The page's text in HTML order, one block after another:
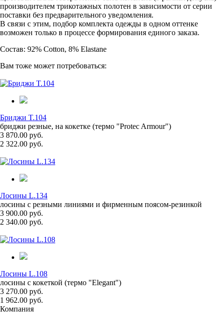
производителем трикотажных полотен в зависимости от серии
поставки без предварительного уведомления.
В связи с этим, подбор комплекта одежды в одном оттенке
возможен только в процессе формирования единого заказа.
Состав: 92% Cotton, 8% Elastane
Вам тоже может потребоваться:
Бриджи T.104
бриджи резные, на кокетке (термо "Protec Armour")
3 870.00 руб.
2 322.00 руб.
Лосины L.134
лосины с резными линиями и фирменным поясом-резинкой
3 900.00 руб.
2 340.00 руб.
Лосины L.108
лосины с кокеткой (термо "Elegant")
3 270.00 руб.
1 962.00 руб.
Компания